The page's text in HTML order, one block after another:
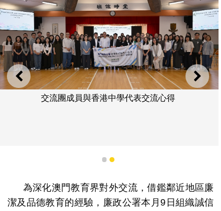
上一則 下一
交流團成員與香港中學代表交流心得
1 2
為深化澳門教育界對外交流，借鑑鄰近地區廉
潔及品德教育的經驗，廉政公署本月9日組織誠信